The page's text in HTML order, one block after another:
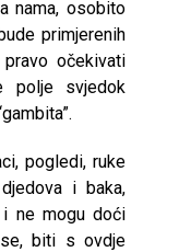
nama, osobito
primjerenih
očekivati
polje svjedok
pogledi, ruke
i baka,
ne mogu doći
biti s ovdje